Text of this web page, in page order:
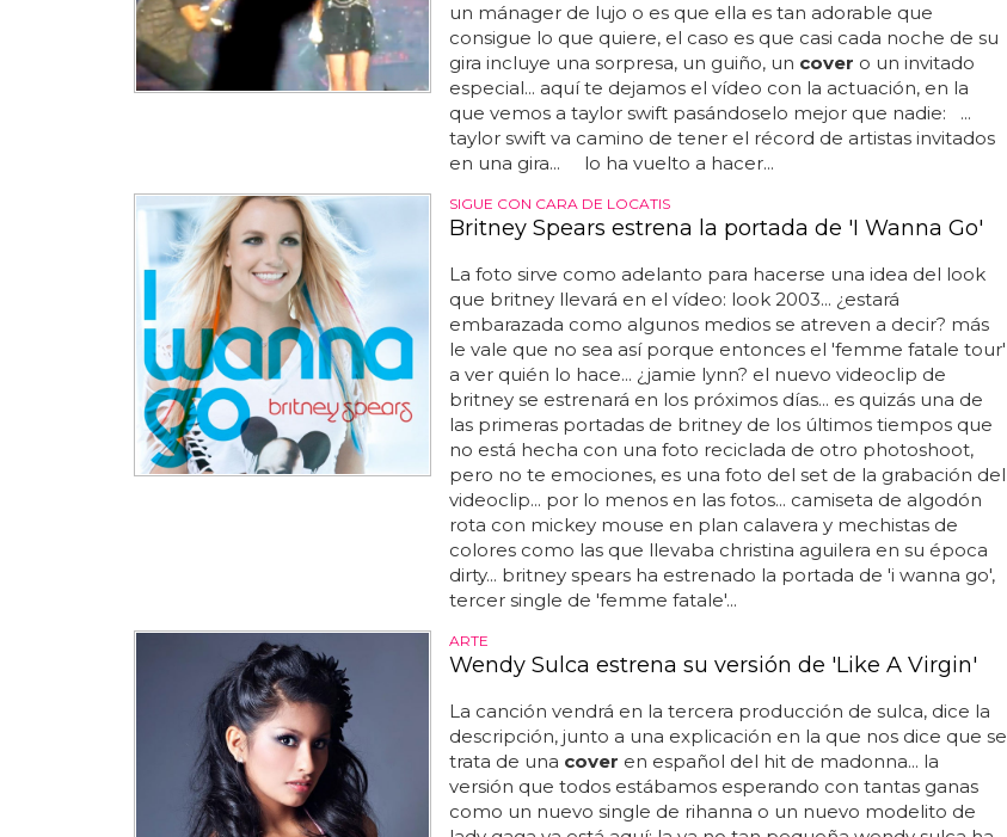
un mánager de lujo o es que ella es tan adorable que
consigue lo que quiere, el caso es que casi cada noche de su
gira incluye una sorpresa, un guiño, un cover o un invitado
especial... aquí te dejamos el vídeo con la actuación, en la
que vemos a taylor swift pasándoselo mejor que nadie: ...
taylor swift va camino de tener el récord de artistas invitados
en una gira... lo ha vuelto a hacer...
SIGUE CON CARA DE LOCATIS
Britney Spears estrena la portada de 'I Wanna Go'
La foto sirve como adelanto para hacerse una idea del look
que britney llevará en el vídeo: look 2003... ¿estará
embarazada como algunos medios se atreven a decir? más
le vale que no sea así porque entonces el 'femme fatale tour'
a ver quién lo hace... ¿jamie lynn? el nuevo videoclip de
britney se estrenará en los próximos días... es quizás una de
las primeras portadas de britney de los últimos tiempos que
no está hecha con una foto reciclada de otro photoshoot,
pero no te emociones, es una foto del set de la grabación del
videoclip... por lo menos en las fotos... camiseta de algodón
rota con mickey mouse en plan calavera y mechistas de
colores como las que llevaba christina aguilera en su época
dirty... britney spears ha estrenado la portada de 'i wanna go',
tercer single de 'femme fatale'...
ARTE
Wendy Sulca estrena su versión de 'Like A Virgin'
La canción vendrá en la tercera producción de sulca, dice la
descripción, junto a una explicación en la que nos dice que se
trata de una cover en español del hit de madonna... la
versión que todos estábamos esperando con tantas ganas
como un nuevo single de rihanna o un nuevo modelito de